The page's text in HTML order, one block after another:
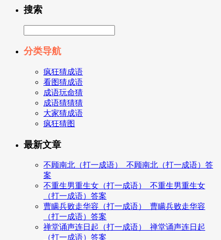
搜索
分类导航
疯狂猜成语
看图猜成语
成语玩命猜
成语猜猜猜
大家猜成语
疯狂猜图
最新文章
不顾南北（打一成语）_不顾南北（打一成语）答
案
不重生男重生女（打一成语）_不重生男重生女
（打一成语）答案
曹瞒兵败走华容（打一成语）_曹瞒兵败走华容
（打一成语）答案
禅堂诵声连日起（打一成语）_禅堂诵声连日起
（打一成语）答案